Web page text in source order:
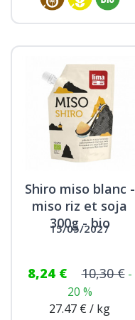
Shiro miso blanc -
miso riz et soja
300g - bio
15/05/2027
8,24 € 10,30 € -
20 %
27.47 € / kg